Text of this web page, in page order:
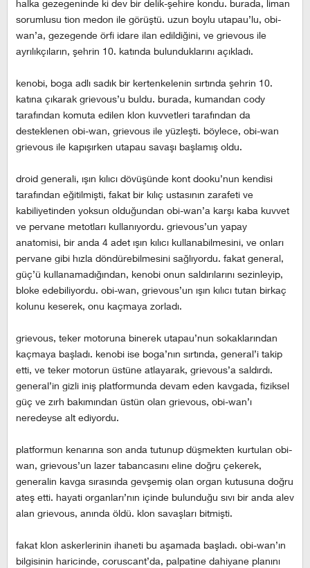
halka gezegeninde ki dev bir delik-şehire kondu. burada, liman
sorumlusu tion medon ile görüştü. uzun boylu utapau’lu, obi-
wan’a, gezegende örfi idare ilan edildiğini, ve grievous ile
ayrılıkçıların, şehrin 10. katında bulunduklarını açıkladı.
kenobi, boga adlı sadık bir kertenkelenin sırtında şehrin 10.
katına çıkarak grievous’u buldu. burada, kumandan cody
tarafından komuta edilen klon kuvvetleri tarafından da
desteklenen obi-wan, grievous ile yüzleşti. böylece, obi-wan
grievous ile kapışırken utapau savaşı başlamış oldu.
droid generali, ışın kılıcı dövüşünde kont dooku’nun kendisi
tarafından eğitilmişti, fakat bir kılıç ustasının zarafeti ve
kabiliyetinden yoksun olduğundan obi-wan’a karşı kaba kuvvet
ve pervane metotları kullanıyordu. grievous’un yapay
anatomisi, bir anda 4 adet ışın kılıcı kullanabilmesini, ve onları
pervane gibi hızla döndürebilmesini sağlıyordu. fakat general,
güç’ü kullanamadığından, kenobi onun saldırılarını sezinleyip,
bloke edebiliyordu. obi-wan, grievous’un ışın kılıcı tutan birkaç
kolunu keserek, onu kaçmaya zorladı.
grievous, teker motoruna binerek utapau’nun sokaklarından
kaçmaya başladı. kenobi ise boga’nın sırtında, general’i takip
etti, ve teker motorun üstüne atlayarak, grievous’a saldırdı.
general’in gizli iniş platformunda devam eden kavgada, fiziksel
güç ve zırh bakımından üstün olan grievous, obi-wan’ı
neredeyse alt ediyordu.
platformun kenarına son anda tutunup düşmekten kurtulan obi-
wan, grievous’un lazer tabancasını eline doğru çekerek,
generalin kavga sırasında gevşemiş olan organ kutusuna doğru
ateş etti. hayati organları’nın içinde bulunduğu sıvı bir anda alev
alan grievous, anında öldü. klon savaşları bitmişti.
fakat klon askerlerinin ihaneti bu aşamada başladı. obi-wan’ın
bilgisinin haricinde, coruscant’da, palpatine dahiyane planını